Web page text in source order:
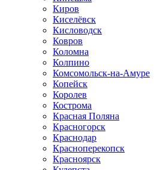
Киров
Киселёвск
Кисловодск
Ковров
Коломна
Колпино
Комсомольск-на-Амуре
Копейск
Королев
Кострома
Красная Поляна
Красногорск
Краснодар
Красноперекопск
Красноярск